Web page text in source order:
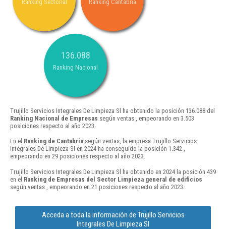
Ranking Sectorial Ranking Cantabria
136.088
Ranking Nacional
Trujillo Servicios Integrales De Limpieza Sl ha obtenido la posición 136.088 del
Ranking Nacional de Empresas según ventas , empeorando en 3.503
posiciones respecto al año 2023.
En el Ranking de Cantabria según ventas, la empresa Trujillo Servicios
Integrales De Limpieza Sl en 2024 ha conseguido la posición 1.342 ,
empeorando en 29 posiciones respecto al año 2023.
Trujillo Servicios Integrales De Limpieza Sl ha obtenido en 2024 la posición 439
en el Ranking de Empresas del Sector Limpieza general de edificios
según ventas , empeorando en 21 posiciones respecto al año 2023.
Acceda a toda la información de Trujillo Servicios
Integrales De Limpieza Sl